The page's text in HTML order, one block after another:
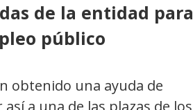
de la entidad para
público
obtenido una ayuda de
a una de las plazas de los